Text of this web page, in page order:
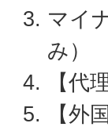
マイ
み）
【代
【外